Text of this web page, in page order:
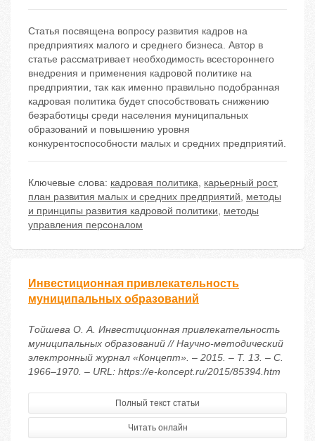
Статья посвящена вопросу развития кадров на
предприятиях малого и среднего бизнеса. Автор в
статье рассматривает необходимость всестороннего
внедрения и применения кадровой политике на
предприятии, так как именно правильно подобранная
кадровая политика будет способствовать снижению
безработицы среди населения муниципальных
образований и повышению уровня
конкурентоспособности малых и средних предприятий.
Ключевые слова: кадровая политика, карьерный рост,
план развития малых и средних предприятий, методы
и принципы развития кадровой политики, методы
управления персоналом
Инвестиционная привлекательность
муниципальных образований
Тойшева О. А. Инвестиционная привлекательность
муниципальных образований // Научно-методический
электронный журнал «Концепт». – 2015. – Т. 13. – С.
1966–1970. – URL: https://e-koncept.ru/2015/85394.htm
Полный текст статьи
Читать онлайн